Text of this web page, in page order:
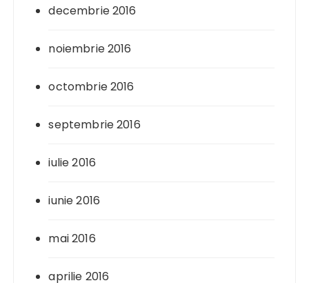
decembrie 2016
noiembrie 2016
octombrie 2016
septembrie 2016
iulie 2016
iunie 2016
mai 2016
aprilie 2016